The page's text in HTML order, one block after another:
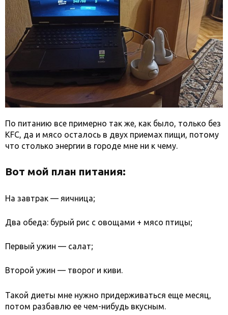
По питанию все примерно так же, как было, только без
KFC, да и мясо осталось в двух приемах пищи, потому
что столько энергии в городе мне ни к чему.
Вот мой план питания:
На завтрак — яичница;
Два обеда: бурый рис с овощами + мясо птицы;
Первый ужин — салат;
Второй ужин — творог и киви.
Такой диеты мне нужно придерживаться еще месяц,
потом разбавлю ее чем-нибудь вкусным.